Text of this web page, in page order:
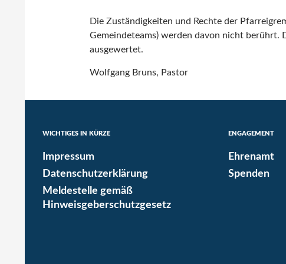
Die Zuständigkeiten und Rechte der
Gemeindeteams) werden davon nicht berührt.
ausgewertet.
Wolfgang Bruns, Pastor
WICHTIGES IN KÜRZE
Impressum
Datenschutzerklärung
Meldestelle gemäß
Hinweisgeberschutzgesetz
ENGAGEMENT
Ehrenamt
Spenden